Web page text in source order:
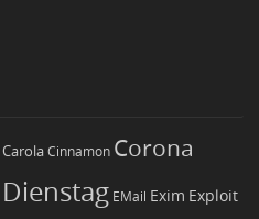
Carola Cinnamon Corona
Dienstag EMail Exim Exploit